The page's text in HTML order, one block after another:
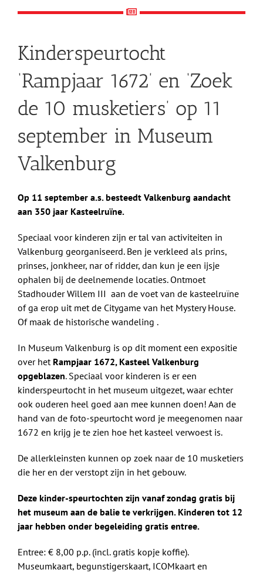
Kinderspeurtocht
‘Rampjaar 1672’ en ‘Zoek
de 10 musketiers’ op 11
september in Museum
Valkenburg
Op 11 september a.s. besteedt Valkenburg aandacht
aan 350 jaar Kasteelruïne.
Speciaal voor kinderen zijn er tal van activiteiten in
Valkenburg georganiseerd. Ben je verkleed als prins,
prinses, jonkheer, nar of ridder, dan kun je een ijsje
ophalen bij de deelnemende locaties. Ontmoet
Stadhouder Willem III aan de voet van de kasteelruïne
of ga erop uit met de Citygame van het Mystery House.
Of maak de historische wandeling .
In Museum Valkenburg is op dit moment een expositie
over het Rampjaar 1672, Kasteel Valkenburg
opgeblazen. Speciaal voor kinderen is er een
kinderspeurtocht in het museum uitgezet, waar echter
ook ouderen heel goed aan mee kunnen doen! Aan de
hand van de foto-speurtocht word je meegenomen naar
1672 en krijg je te zien hoe het kasteel verwoest is.
De allerkleinsten kunnen op zoek naar de 10 musketiers
die her en der verstopt zijn in het gebouw.
Deze kinder-speurtochten zijn vanaf zondag gratis bij
het museum aan de balie te verkrijgen. Kinderen tot 12
jaar hebben onder begeleiding gratis entree.
Entree: € 8,00 p.p. (incl. gratis kopje koffie).
Museumkaart, begunstigerskaart, ICOMkaart en